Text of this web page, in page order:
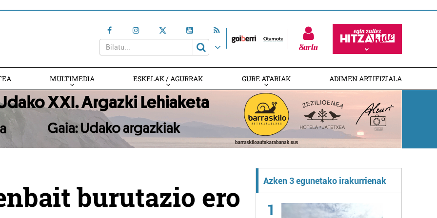
Sartu
MULTIMEDIA ESKELAK / AGURRAK GURE ATARIAK ADIMEN ARTIFIZIALA
burutazio ero Azken 3 egunetako irakurrienak
1